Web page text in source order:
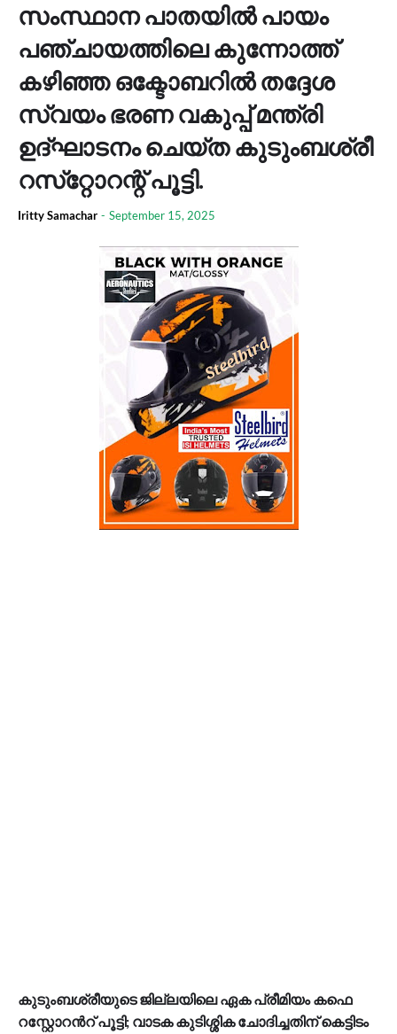
സംസ്ഥാന പാതയിൽ പായം
പഞ്ചായത്തിലെ കുന്നോത്ത്
കഴിഞ്ഞ ഒക്ടോബറിൽ തദ്ദേശ
സ്വയം ഭരണ വകുപ്പ് മന്ത്രി
ഉദ്ഘാടനം ചെയ്ത കുടുംബശ്രീ
റസ്‌റ്റോറന്റ് പൂട്ടി.
Iritty Samachar - September 15, 2025
കുടുംബശ്രീയുടെ ജില്ലയിലെ ഏക പ്രീമിയം കഫെ
റസ്റ്റോറൻറ് പൂട്ടി; വാടക കുടിശ്ശിക ചോദിച്ചതിന് കെട്ടിടം